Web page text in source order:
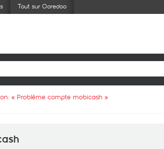
Tout sur Ooredoo
« Problème compte mobicash »